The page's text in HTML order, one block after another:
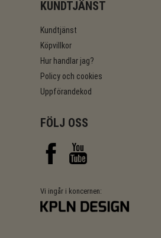
KUNDTJÄNST
Kundtjänst
Köpvillkor
Hur handlar jag?
Policy och cookies
Uppförandekod
FÖLJ OSS
Vi ingår i koncernen: